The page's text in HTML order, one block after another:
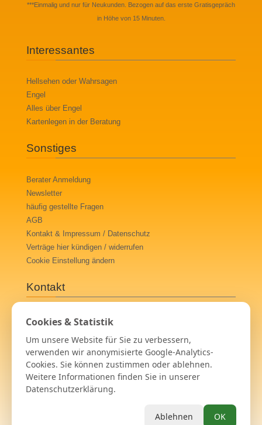
***Einmalig und nur für Neukunden. Bezogen auf das erste Gratisgepräch
in Höhe von 15 Minuten.
Interessantes
Hellsehen oder Wahrsagen
Engel
Alles über Engel
Kartenlegen in der Beratung
Sonstiges
Berater Anmeldung
Newsletter
häufig gestellte Fragen
AGB
Kontakt & Impressum / Datenschutz
Verträge hier kündigen / widerrufen
Cookie Einstellung ändern
Kontakt
Spirit Guide UG (haftungsbeschränkt)
36039 Fulda
+49 (0)2166 3 99 99 70
info@querubin.de
Copyright © 2007-2026 Querubin das Esoterikportal im Bereich
Engelkontakte, Kartenlegen, Wahrsagen, Hellsehen,
Lebensberatung und mehr...
Cookies & Statistik
Um unsere Website für Sie zu verbessern,
verwenden wir anonymisierte Google-Analytics-
Cookies. Sie können zustimmen oder ablehnen.
Weitere Informationen finden Sie in unserer
Datenschutzerklärung.
Ablehnen OK